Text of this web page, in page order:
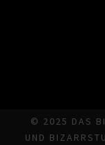
© 2025 DAS
UND